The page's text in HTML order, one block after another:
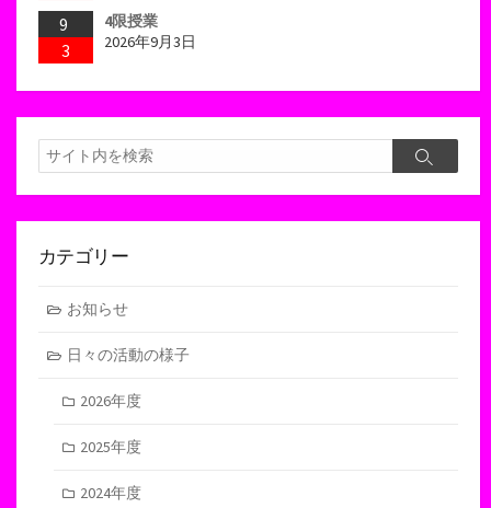
9
3
4限授業
2026年9月3日
検
索
検
カテゴリー
お知らせ
日々の活動の様子
2026年度
2025年度
2024年度